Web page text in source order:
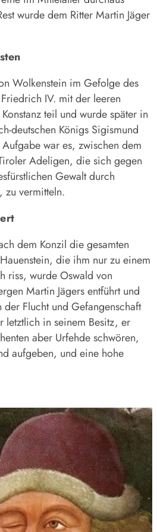
wurde dem Ritter Martin Jäger
Wolkenstein im Gefolge des
IV. mit der leeren
teil und wurde später in
deutschen Königs Sigismund
war es, zwischen dem
Adeligen, die sich gegen
Gewalt durch
zu vermitteln.
dem Konzil die gesamten
die ihm nur zu einem
riss, wurde Oswald von
Martin Jägers entführt und
der Flucht und Gefangenschaft
letztlich in seinem Besitz, er
aber Urfehde schwören,
aufgeben, und eine hohe